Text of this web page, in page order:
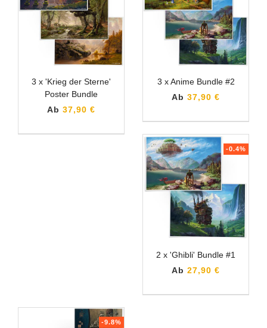
3 x 'Krieg der Sterne'
Poster Bundle
Ab 37,90 €
3 x Anime Bundle #2
Ab 37,90 €
-0.4%
2 x 'Ghibli' Bundle #1
Ab 27,90 €
-9.8%